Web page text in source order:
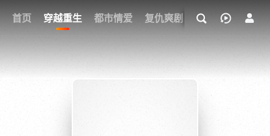
首页 穿越重生 都市情爱 复仇爽剧 玄幻武侠 奇幻
我的观影记录